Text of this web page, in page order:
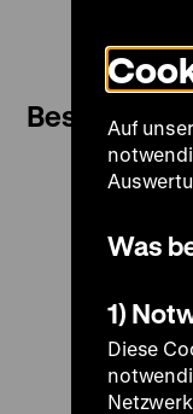
Besuch
Auf
Was
1)
Diese